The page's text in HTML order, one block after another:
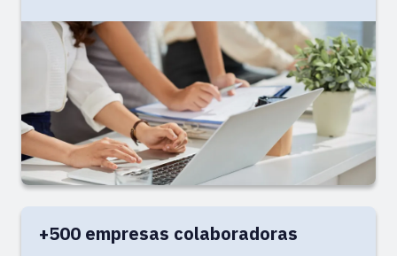
+500 empresas colaboradoras